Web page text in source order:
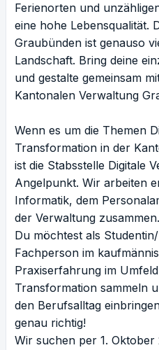
Ferienorten und
eine hohe Lebensqualität.
Graubünden ist genauso
Landschaft. Bring deine
und gestalte gemeinsam
Kantonalen Verwaltung
Wenn es um die Themen
Transformation in der
ist die Stabsstelle Digitale
Angelpunkt. Wir arbeiten
Informatik, dem
der Verwaltung zusammen.
Du möchtest als
Fachperson im
Praxiserfahrung im
Transformation sammeln
den Berufsalltag
genau richtig!
Wir suchen per 1.